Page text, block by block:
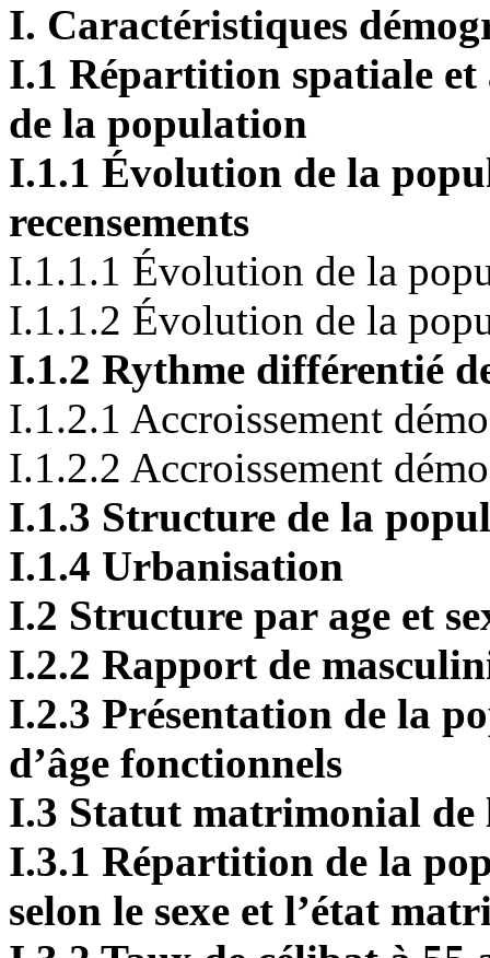
I. Caractéristiques
I.1 Répartition spatiale et
de la population
I.1.1 Évolution de la
recensements
I.1.1.1 Évolution de la
I.1.1.2 Évolution de la
I.1.2 Rythme différentié
I.1.2.1 Accroissement
I.1.2.2 Accroissement
I.1.3 Structure de la
I.1.4 Urbanisation
I.2 Structure par age et
I.2.2 Rapport de
I.2.3 Présentation de la
d’âge fonctionnels
I.3 Statut matrimonial de
I.3.1 Répartition de la
selon le sexe et l’état